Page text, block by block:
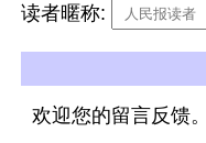
读者暱称:
欢迎您的留言反馈。